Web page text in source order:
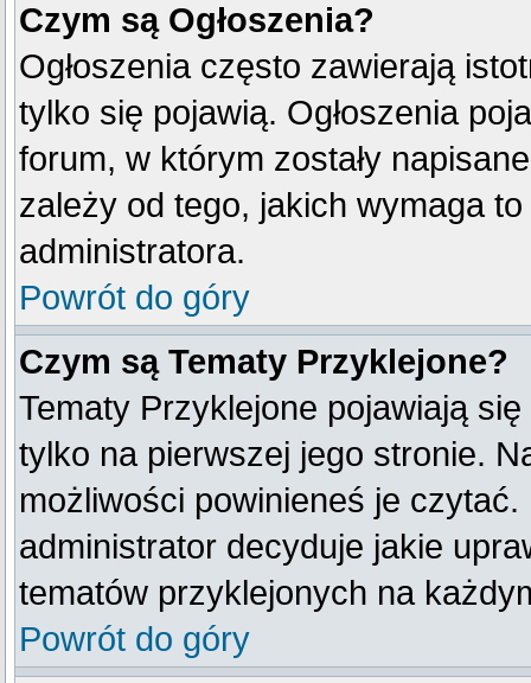
Czym są Ogłoszenia?
Ogłoszenia często zawierają
tylko się pojawią. Ogłoszenia
forum, w którym zostały
zależy od tego, jakich wymaga
administratora.
Powrót do góry
Czym są Tematy Przyklejone?
Tematy Przyklejone pojawiają
tylko na pierwszej jego stronie.
możliwości powinieneś je czytać.
administrator decyduje jakie
tematów przyklejonych na
Powrót do góry